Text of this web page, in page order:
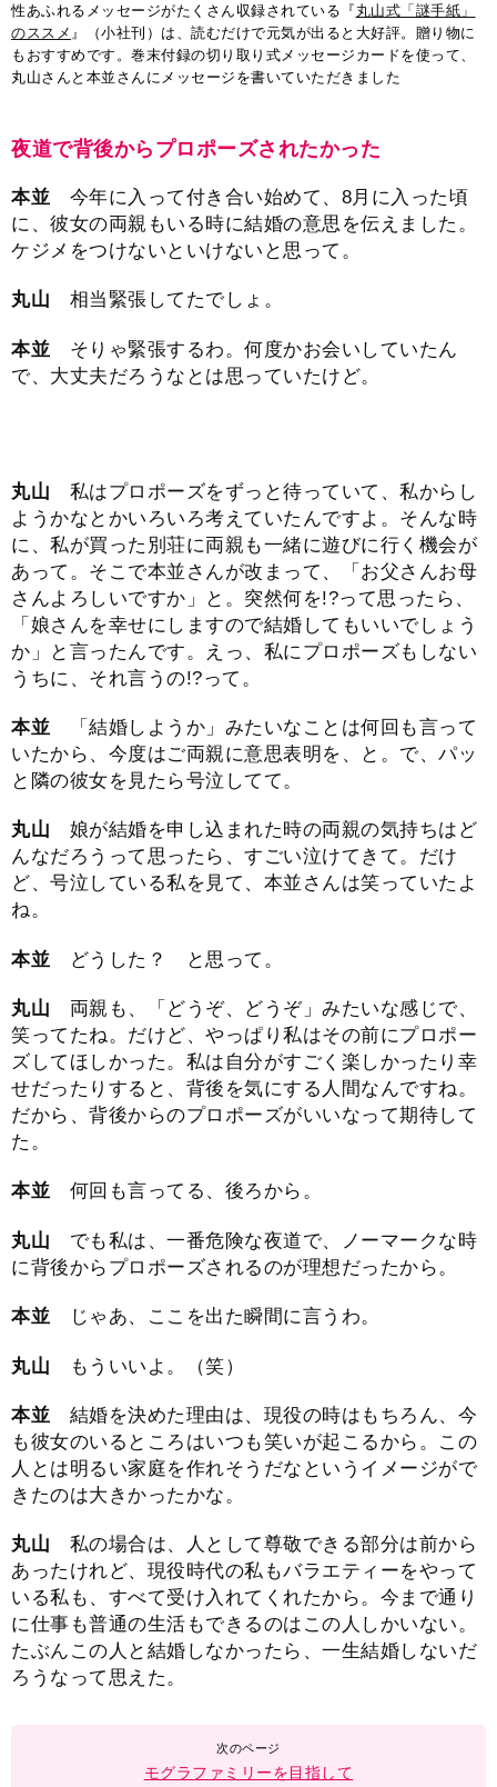
性あふれるメッセージがたくさん収録されている『 丸山式「謎手紙」
のススメ 』（小社刊）は、読むだけで元気が出ると大好評。贈り物に
もおすすめです。巻末付録の切り取り式メッセージカードを使って、
丸山さんと本並さんにメッセージを書いていただきました
夜道で背後からプロポーズされたかった
本並 今年に入って付き合い始めて、8月に入った頃
に、彼女の両親もいる時に結婚の意思を伝えました。
ケジメをつけないといけないと思って。
丸山 相当緊張してたでしょ。
本並 そりゃ緊張するわ。何度かお会いしていたん
で、大丈夫だろうなとは思っていたけど。
丸山 私はプロポーズをずっと待っていて、私からし
ようかなとかいろいろ考えていたんですよ。そんな時
に、私が買った別荘に両親も一緒に遊びに行く機会が
あって。そこで本並さんが改まって、「お父さんお母
さんよろしいですか」と。突然何を!?って思ったら、
「娘さんを幸せにしますので結婚してもいいでしょう
か」と言ったんです。えっ、私にプロポーズもしない
うちに、それ言うの!?って。
本並 「結婚しようか」みたいなことは何回も言って
いたから、今度はご両親に意思表明を、と。で、パッ
と隣の彼女を見たら号泣してて。
丸山 娘が結婚を申し込まれた時の両親の気持ちはど
んなだろうって思ったら、すごい泣けてきて。だけ
ど、号泣している私を見て、本並さんは笑っていたよ
ね。
本並 どうした？ と思って。
丸山 両親も、「どうぞ、どうぞ」みたいな感じで、
笑ってたね。だけど、やっぱり私はその前にプロポー
ズしてほしかった。私は自分がすごく楽しかったり幸
せだったりすると、背後を気にする人間なんですね。
だから、背後からのプロポーズがいいなって期待して
た。
本並 何回も言ってる、後ろから。
丸山 でも私は、一番危険な夜道で、ノーマークな時
に背後からプロポーズされるのが理想だったから。
本並 じゃあ、ここを出た瞬間に言うわ。
丸山 もういいよ。（笑）
本並 結婚を決めた理由は、現役の時はもちろん、今
も彼女のいるところはいつも笑いが起こるから。この
人とは明るい家庭を作れそうだなというイメージがで
きたのは大きかったかな。
丸山 私の場合は、人として尊敬できる部分は前から
あったけれど、現役時代の私もバラエティーをやって
いる私も、すべて受け入れてくれたから。今まで通り
に仕事も普通の生活もできるのはこの人しかいない。
たぶんこの人と結婚しなかったら、一生結婚しないだ
ろうなって思えた。
モグラファミリーを目指して